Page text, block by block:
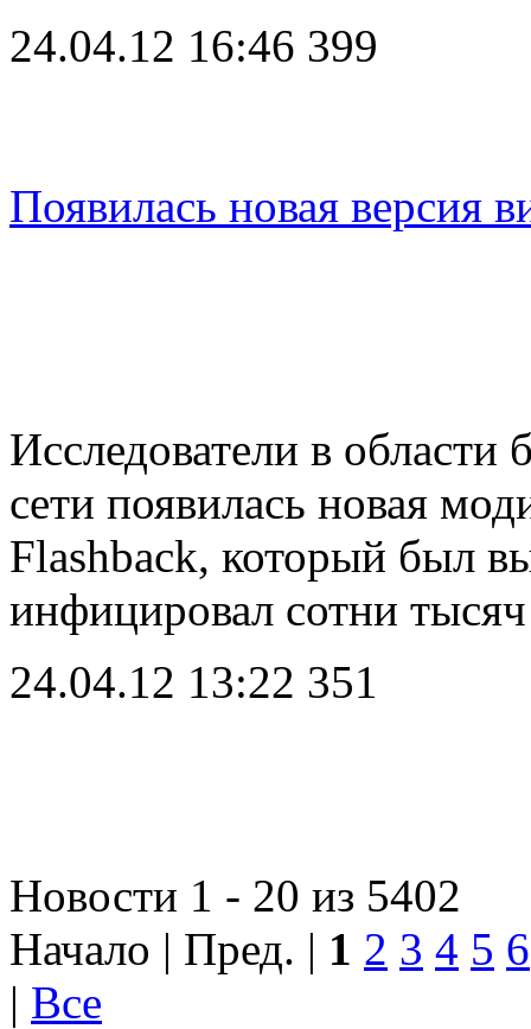
24.04.12 16:46 399
Появилась новая версия
Исследователи в области
сети появилась новая
Flashback, который был
инфицировал сотни
24.04.12 13:22 351
Новости 1 - 20 из 5402
Начало | Пред. | 1 2 3 4 5 6
| Все